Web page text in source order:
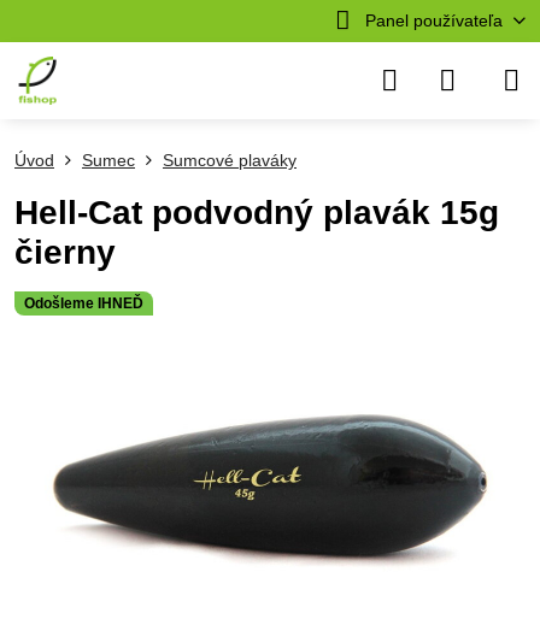
Panel používateľa
Odošleme IHNEĎ
Úvod Sumec Sumcové plaváky
Hell-Cat podvodný plavák 15g
čierny